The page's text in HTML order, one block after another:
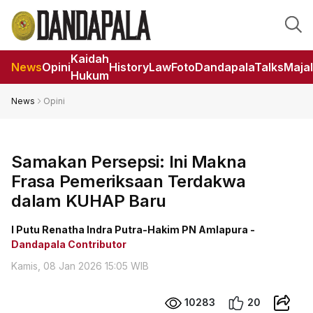
NewsOpini
Kaidah
Hukum
HistoryLawFotoDandapalaTalks
News Opini
Samakan Persepsi: Ini Makna
Frasa Pemeriksaan Terdakwa
dalam KUHAP Baru
I Putu Renatha Indra Putra-Hakim PN Amlapura -
Dandapala Contributor
Kamis, 08 Jan 2026 15:05 WIB
10283 20